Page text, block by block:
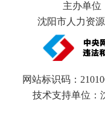
主办单位
沈阳市人力资
网站标识码：
技术支持单位：